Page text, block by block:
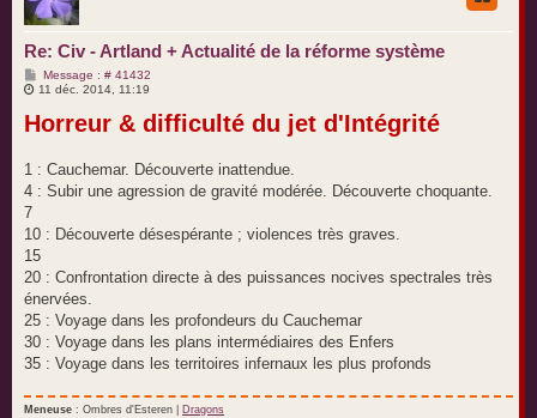
Re: Civ - Artland + Actualité de la réforme système
Message : # 41432M
s
a
11 déc. 2014, 11:19
Horreur & difficulté du jet d'Intégrité
1 : Cauchemar. Découverte inattendue.
4 : Subir une agression de gravité modérée. Découverte choquante.
7
10 : Découverte désespérante ; violences très graves.
15
20 : Confrontation directe à des puissances nocives spectrales très
énervées.
25 : Voyage dans les profondeurs du Cauchemar
30 : Voyage dans les plans intermédiaires des Enfers
35 : Voyage dans les territoires infernaux les plus profonds
Meneuse : Ombres d'Esteren | Dragons